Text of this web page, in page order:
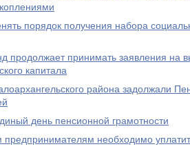
порядок получения набора
продолжает принимать заявления на
капитала
района задолжали
день пенсионной грамотности
необходимо